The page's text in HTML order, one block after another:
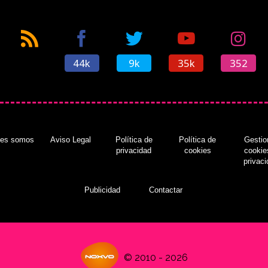
44k 9k 35k 352
somos Aviso Legal
Política de
privacidad
Política de
cookies
Publicidad Contactar
© 2010 - 2026